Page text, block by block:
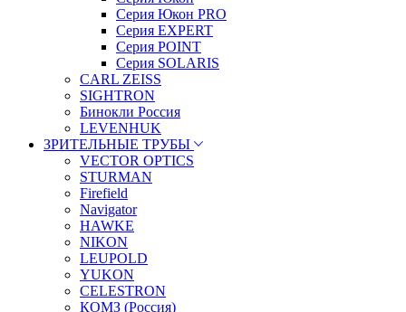
Серия Юкон PRO
Серия EXPERT
Серия POINT
Серия SOLARIS
CARL ZEISS
SIGHTRON
Бинокли Россия
LEVENHUK
ЗРИТЕЛЬНЫЕ ТРУБЫ
VECTOR OPTICS
STURMAN
Firefield
Navigator
HAWKE
NIKON
LEUPOLD
YUKON
CELESTRON
КОМЗ (Россия)